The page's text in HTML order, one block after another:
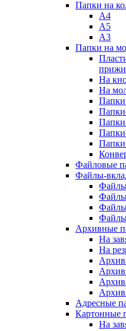
Папки на
А4
А5
А3
Папки на
На
На
Папки
Папки
Файловые
Файлы-
Архивные
На
На
Адресные
Картонные
На